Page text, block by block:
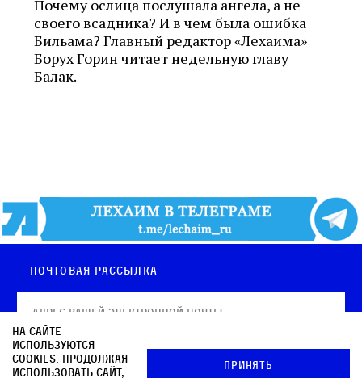
Почему ослица послушала ангела, а не
своего всадника? И в чем была ошибка
Бильама? Главный редактор «Лехаима»
Борух Горин читает недельную главу
Балак.
Почтовая рассылка
На сайте
используются
cookies. Продолжая
использовать сайт,
Принять